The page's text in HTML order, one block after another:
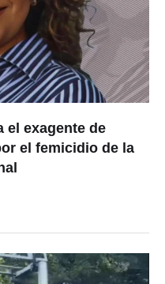
el exagente de
el femicidio de la